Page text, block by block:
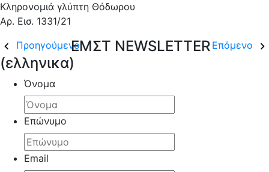
Κληρονομιά γλύπτη Θόδωρου
Αρ. Εισ. 1331/21
Προηγούμενο
Επόμενο
ΕΜΣΤ NEWSLETTER
(ελληνικα)
Όνομα
Επώνυμο
Email